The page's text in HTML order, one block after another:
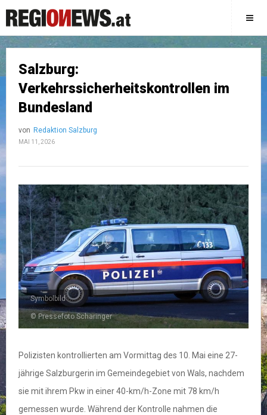
Salzburg:
Verkehrssicherheitskontrollen im
Bundesland
von Redaktion Salzburg
MAI 11, 2026
Symbolbild
© Pressefoto Scharinger
Polizisten kontrollierten am Vormittag des 10. Mai eine 27-
jährige Salzburgerin im Gemeindegebiet von Wals, nachdem
sie mit ihrem Pkw in einer 40-km/h-Zone mit 78 km/h
gemessen wurde. Während der Kontrolle nahmen die